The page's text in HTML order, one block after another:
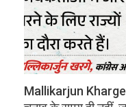
Mallikarjun Kharge: